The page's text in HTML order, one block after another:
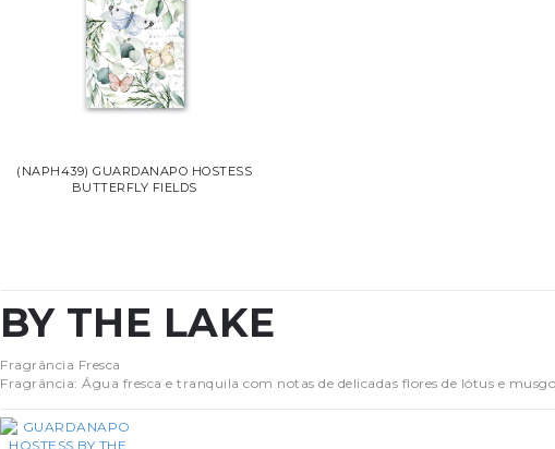
(NAPH439) GUARDANAPO HOSTESS
BUTTERFLY FIELDS
BY THE LAKE
Fragrância Fresca
Fragrância: Água fresca e tranquila com notas de delicadas flores de lótus e